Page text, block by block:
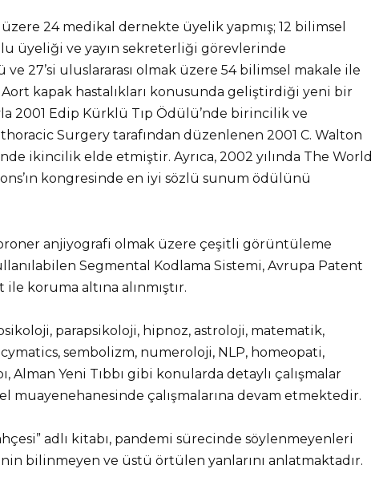
üzere 24 medikal dernekte üyelik yapmış; 12 bilimsel
üyeliği ve yayın sekreterliği görevlerinde
27’si uluslararası olmak üzere 54 bilimsel makale ile
kapak hastalıkları konusunda geliştirdiği yeni bir
2001 Edip Kürklü Tıp Ödülü’nde birincilik ve
Surgery tarafından düzenlenen 2001 C. Walton
ikincilik elde etmiştir. Ayrıca, 2002 yılında The World
kongresinde en iyi sözlü sunum ödülünü
anjiyografi olmak üzere çeşitli görüntüleme
Segmental Kodlama Sistemi, Avrupa Patent
koruma altına alınmıştır.
parapsikoloji, hipnoz, astroloji, matematik,
sembolizm, numeroloji, NLP, homeopati,
Alman Yeni Tıbbı gibi konularda detaylı çalışmalar
muayenehanesinde çalışmalarına devam etmektedir.
adlı kitabı, pandemi sürecinde söylenmeyenleri
bilinmeyen ve üstü örtülen yanlarını anlatmaktadır.